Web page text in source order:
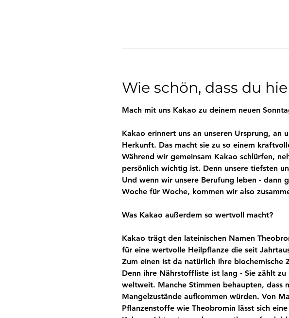
Wie schön, dass du
Mach mit uns Kakao zu deinem neuen
Kakao erinnert uns an unseren Ursprung, an
Herkunft. Das macht sie zu so einem
Während wir gemeinsam Kakao schlürfen,
persönlich wichtig ist. Denn unsere tiefsten
Und wenn wir unsere Berufung leben - dann
Woche für Woche, kommen wir also
Was Kakao außerdem so wertvoll macht?
Kakao trägt den lateinischen Namen
für eine wertvolle Heilpflanze die seit
Zum einen ist da natürlich ihre
Denn ihre Nährstoffliste ist lang - Sie zählt
weltweit. Manche Stimmen behaupten, dass
Mangelzustände aufkommen würden. Von
Pflanzenstoffe wie Theobromin lässt sich